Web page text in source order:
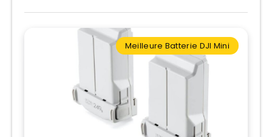
Meilleure Batterie DJI Mini